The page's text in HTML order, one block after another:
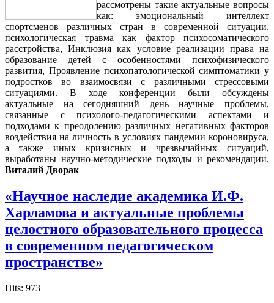
рассмотрены такие актуальные вопросы
как: эмоциональный интеллект
спортсменов различных стран в современной ситуации,
психологическая травма как фактор психосоматического
расстройства, Инклюзия как условие реализации права на
образование детей с особенностями психофизического
развития, Проявление психопатологической симптоматики у
подростков во взаимосвязи с различными стрессовыми
ситуациями. В ходе конференции были обсуждены
актуальные на сегодняшний день научные проблемы,
связанные с психолого-педагогическими аспектами и
подходами к преодолению различных негативных факторов
воздействия на личность в условиях пандемии короновируса,
а также иных кризисных и чрезвычайных ситуаций,
выработаны научно-методические подходы и рекомендации.
Виталий Дворак
«Научное наследие академика И.Ф.
Харламова и актуальные проблемы
целостного образовательного процесса
в современном педагогическом
пространстве»
Hits: 973